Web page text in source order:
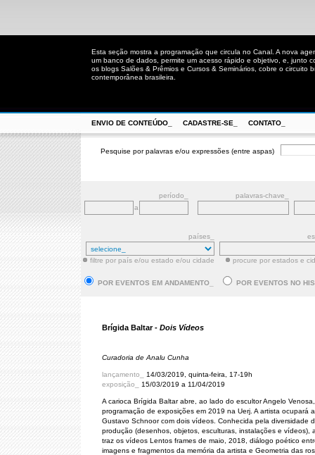
Esta seção mostra a programação que circula no Canal. A nova
um banco de dados, permite um acesso rápido e objetivo, e, junto
os blogs Salões & Prêmios e Cursos & Seminários, cobre o circuito
contemporânea brasileira.
ENVIO DE CONTEÚDO_ CADASTRE-SE_ CONTATO_
Pesquise por palavras e/ou expressões (entre aspas)
período_
palavras-chave_
a
países_
filtre por país e/ou estado e/ou cidade procure por estados e
POR EVENTOS EM ANDAMENTO_ POR EVENTOS NO
Brígida Baltar - Dois Vídeos
Curadoria de Analu Cunha
lançamento_ 14/03/2019, quinta-feira, 17-19h
exposição_ 15/03/2019 a 11/04/2019
A carioca Brígida Baltar abre, ao lado do escultor Angelo
programação de exposições em 2019 na Uerj. A artista ocupará
Gustavo Schnoor com dois vídeos. Conhecida pela diversidade
produção (desenhos, objetos, esculturas, instalações e vídeos),
traz os vídeos Lentos frames de maio, 2018, diálogo poético
imagens e fragmentos da memória da artista e Geometria das